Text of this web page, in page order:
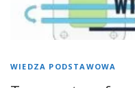
WIEDZA PODSTAWOWA